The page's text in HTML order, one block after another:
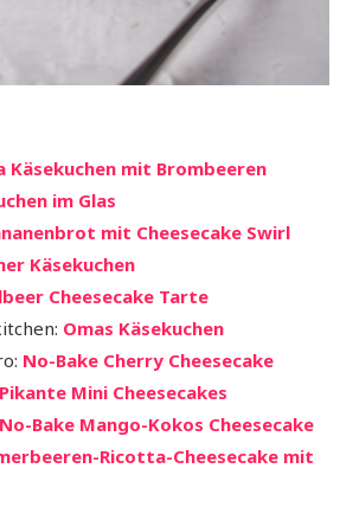
Käsekuchen mit Brombeeren
im Glas
mit Cheesecake Swirl
Käsekuchen
Cheesecake Tarte
Omas Käsekuchen
No-Bake Cherry Cheesecake
Pikante Mini Cheesecakes
No-Bake Mango-Kokos Cheesecake
Ricotta-Cheesecake mit